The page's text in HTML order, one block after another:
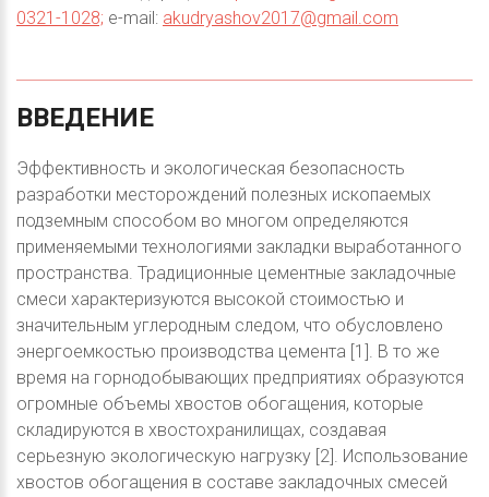
0321-1028; e-mail: akudryashov2017@gmail.com
ВВЕДЕНИЕ
Эффективность и экологическая безопасность
разработки месторождений полезных ископаемых
подземным способом во многом определяются
применяемыми технологиями закладки выработанного
пространства. Традиционные цементные закладочные
смеси характеризуются высокой стоимостью и
значительным углеродным следом, что обусловлено
энергоемкостью производства цемента [1]. В то же
время на горнодобывающих предприятиях образуются
огромные объемы хвостов обогащения, которые
складируются в хвостохранилищах, создавая
серьезную экологическую нагрузку [2]. Использование
хвостов обогащения в составе закладочных смесей